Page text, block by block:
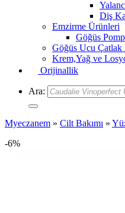
Diş
Emzirme Ürünleri
Göğüs
Göğüs Ucu Çatlak
Krem,Yağ ve
Orijinallik
Ara:
Myeczanem » Cilt Bakımı »
-6%